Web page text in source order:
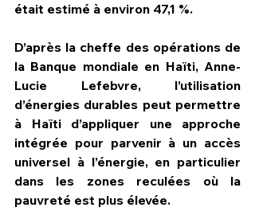
était estimé à environ 47,1 %.
D’après la cheffe des opérations de
la Banque mondiale en Haïti, Anne-
Lucie Lefebvre, l’utilisation
d’énergies durables peut permettre
à Haïti d’appliquer une approche
intégrée pour parvenir à un accès
universel à l’énergie, en particulier
dans les zones reculées où la
pauvreté est plus élevée.